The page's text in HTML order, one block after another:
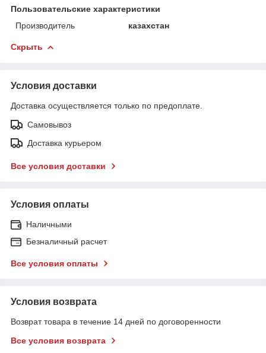
Пользовательские характеристики
Производитель
казахстан
Скрыть
Условия доставки
Доставка осуществляется только по предоплате.
Самовывоз
Доставка курьером
Все условия доставки
Условия оплаты
Наличными
Безналичный расчет
Все условия оплаты
Условия возврата
Возврат товара в течение 14 дней по договоренности
Все условия возврата